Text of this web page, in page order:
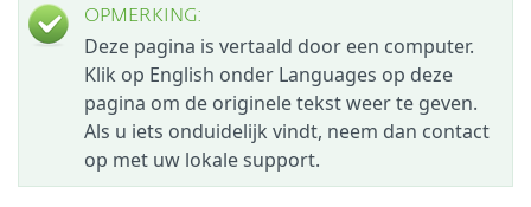
OPMERKING:
Deze pagina is vertaald door een computer.
Klik op English onder Languages op deze
pagina om de originele tekst weer te geven.
Als u iets onduidelijk vindt, neem dan contact
op met uw lokale support.